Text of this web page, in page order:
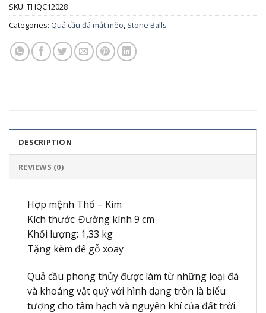
SKU: THQC12028
Categories: Quả cầu đá mắt mèo, Stone Balls
DESCRIPTION
REVIEWS (0)
Hợp mệnh Thổ – Kim
Kích thước: Đường kính 9 cm
Khối lượng: 1,33 kg
Tặng kèm đế gỗ xoay
Quả cầu phong thủy được làm từ những loại đá
và khoáng vật quý với hình dạng tròn là biểu
tượng cho tâm hạch và nguyên khí của đất trời.